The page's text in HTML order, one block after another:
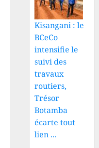
Kisangani : le
BCeCo
intensifie le
suivi des
travaux
routiers,
Trésor
Botamba
écarte tout
lien ...